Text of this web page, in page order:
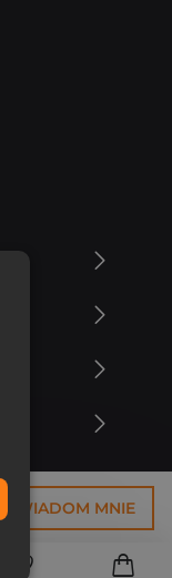
POWIADOM MNIE